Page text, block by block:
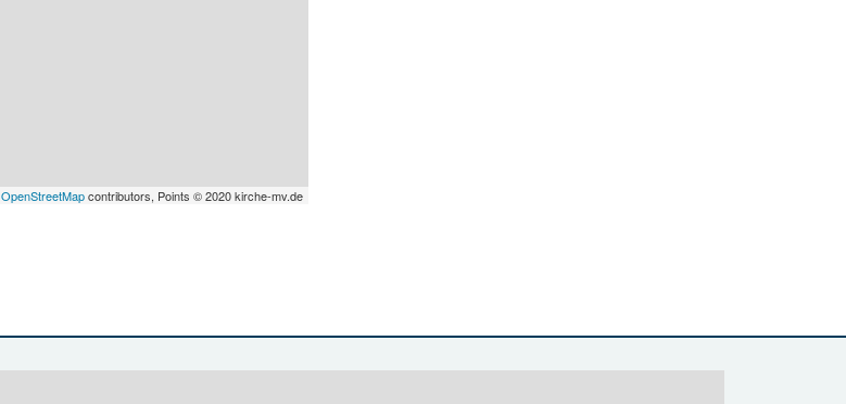
OpenStreetMapcontributors, Points © 2020 kirche-mv.de